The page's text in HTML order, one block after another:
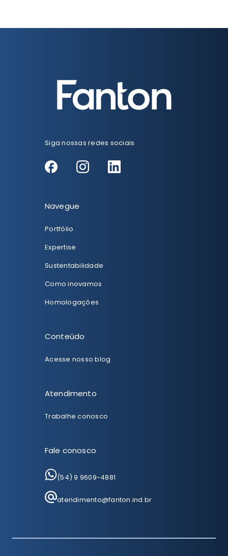
Siga nossas redes sociais
Navegue
Portfólio
Expertise
Sustentabilidade
Como inovamos
Homologações
Conteúdo
Acesse nosso blog
Atendimento
Trabalhe conosco
Fale conosco
(54) 9 9609-4881
atendimento@fanton.ind.br